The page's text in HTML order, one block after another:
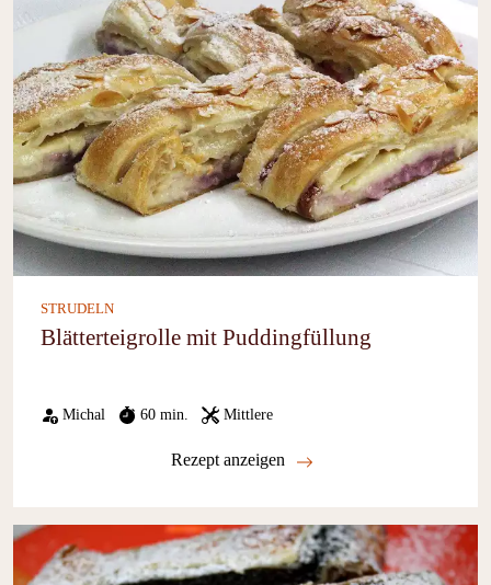
STRUDELN
Blätterteigrolle mit Puddingfüllung
Michal 60 min. Mittlere
Rezept anzeigen